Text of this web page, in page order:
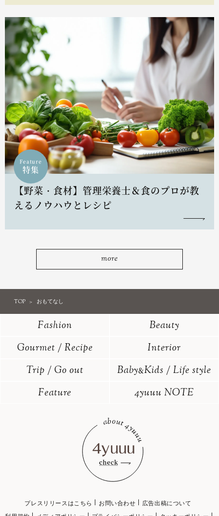
Feature
特集
【野菜・食材】管理栄養士＆食のプロが教
えるノウハウとレシピ
more
TOP おもてなし
Fashion
Beauty
Gourmet / Recipe
Interior
Trip / Go out
Baby&Kids / Life style
Feature
4yuuu NOTE
プレスリリースはこちら お問い合わせ
広告出稿について